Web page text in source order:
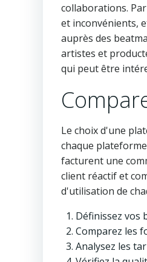
collaborations.
et inconvénients,
auprès des
artistes et
qui peut être
Le choix d'une
chaque
facturent une
client réactif et
d'utilisation de
Définissez vos
Comparez les
Analysez les